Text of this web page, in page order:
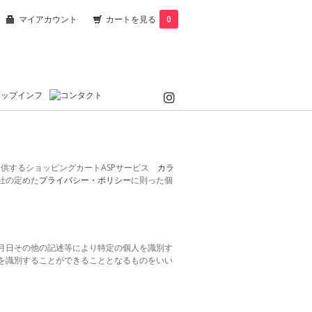
マイアカウント カートを見る 0
するショッピングカートASPサービス カラ
の定めたプライバシー・ポリシーに則った個
日その他の記述等により特定の個人を識別す
別することができることとなるものをいい